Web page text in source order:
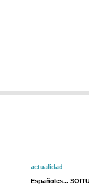
actualidad
Españoles...